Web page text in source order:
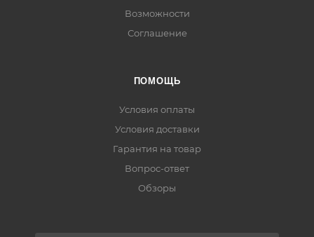
Возможности
Соглашение
ПОМОЩЬ
Условия оплаты
Условия доставки
Гарантия на товар
Вопрос-ответ
Обзоры